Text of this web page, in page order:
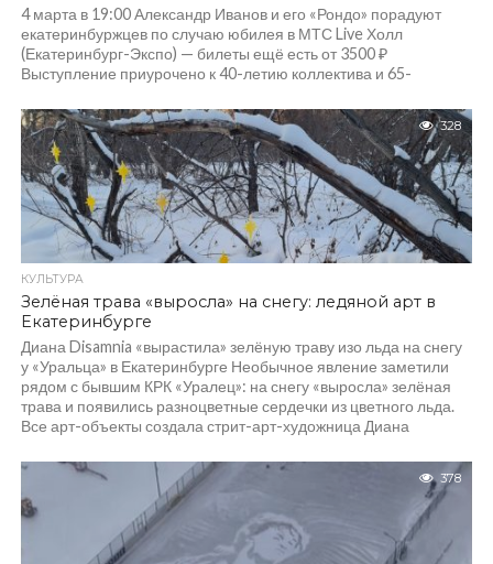
4 марта в 19:00 Александр Иванов и его «Рондо» порадуют
екатеринбуржцев по случаю юбилея в МТС Live Холл
(Екатеринбург-Экспо) — билеты ещё есть от 3500 ₽
Выступление приурочено к 40-летию коллектива и 65-
новинку — песню «Полчаса» в духе 80-90-х,...
328
КУЛЬТУРА
Зелёная трава «выросла» на снегу: ледяной арт в
Екатеринбурге
Диана Disamnia «вырастила» зелёную траву изо льда на снегу
у «Уральца» в Екатеринбурге Необычное явление заметили
рядом с бывшим КРК «Уралец»: на снегу «выросла» зелёная
трава и появились разноцветные сердечки из цветного льда.
Все арт-объекты создала стрит-арт-художница Диана
378